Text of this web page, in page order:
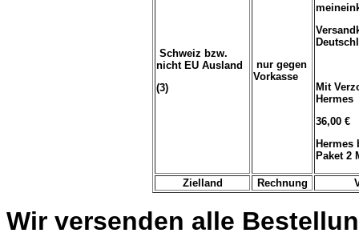
Zielland Rechnung
Schweiz bzw.
nicht EU Ausland
(3)
nur gegen
Vorkasse
Mit
Hermes
36,00 €
Hermes
Paket 2
Wir versenden alle